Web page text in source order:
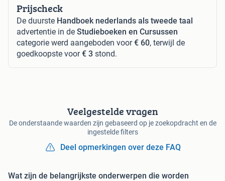
Prijscheck
De duurste Handboek nederlands als tweede taal
advertentie in de Studieboeken en Cursussen
categorie werd aangeboden voor€ 60, terwijl de
goedkoopste voor€ 3 stond.
Veelgestelde vragen
De onderstaande waarden zijn gebaseerd op je zoekopdracht en de
ingestelde filters
Deel opmerkingen over deze FAQ
Wat zijn de belangrijkste onderwerpen die worden